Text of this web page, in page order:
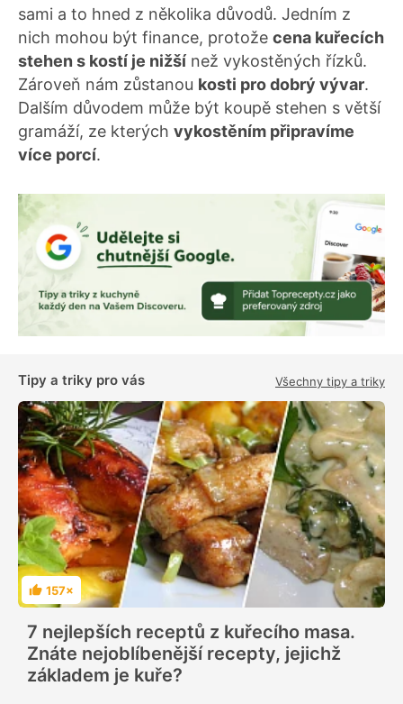
sami a to hned z několika důvodů. Jedním z
nich mohou být finance, protože cena kuřecích
stehen s kostí je nižší než vykostěných řízků.
Zároveň nám zůstanou kosti pro dobrý vývar.
Dalším důvodem může být koupě stehen s větší
gramáží, ze kterých vykostěním připravíme
více porcí.
Tipy a triky pro vás Všechny tipy a triky
H
o
n
o
c
n
157×
7 nejlepších receptů z kuřecího masa.
Znáte nejoblíbenější recepty, jejichž
základem je kuře?